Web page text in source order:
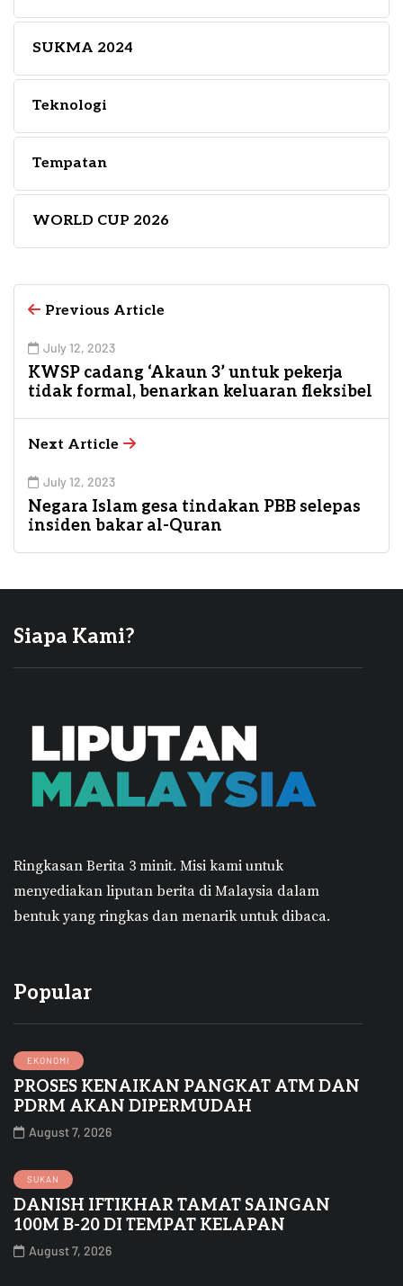
SUKMA 2024
Teknologi
Tempatan
WORLD CUP 2026
Previous Article
July 12, 2023
KWSP cadang ‘Akaun 3’ untuk pekerja
tidak formal, benarkan keluaran fleksibel
Next Article
July 12, 2023
Negara Islam gesa tindakan PBB selepas
insiden bakar al-Quran
Siapa Kami?
Ringkasan Berita 3 minit. Misi kami untuk
menyediakan liputan berita di Malaysia dalam
bentuk yang ringkas dan menarik untuk dibaca.
Popular
EKONOMI
PROSES KENAIKAN PANGKAT ATM DAN
PDRM AKAN DIPERMUDAH
August 7, 2026
SUKAN
DANISH IFTIKHAR TAMAT SAINGAN
100M B-20 DI TEMPAT KELAPAN
August 7, 2026